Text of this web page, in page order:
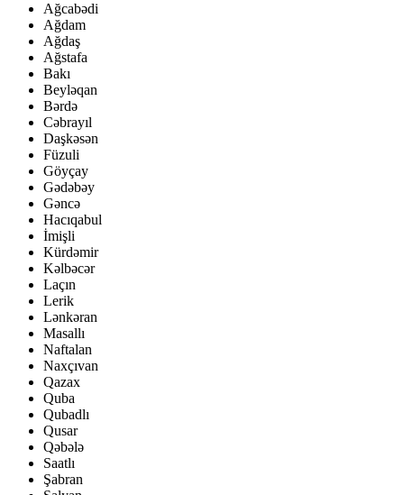
Ağcabədi
Ağdam
Ağdaş
Ağstafa
Bakı
Beyləqan
Bərdə
Cəbrayıl
Daşkəsən
Füzuli
Göyçay
Gədəbəy
Gəncə
Hacıqabul
İmişli
Kürdəmir
Kəlbəcər
Laçın
Lerik
Lənkəran
Masallı
Naftalan
Naxçıvan
Qazax
Quba
Qubadlı
Qusar
Qəbələ
Saatlı
Şabran